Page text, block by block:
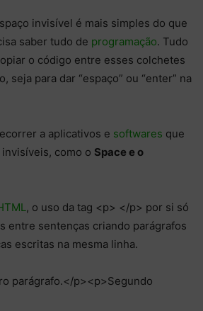
invisível é mais simples do que
saber tudo de programação. Tudo
o código entre esses colchetes
seja para dar “espaço” ou “enter” na
a aplicativos e softwares que
como o Space e o
, o uso da tag <p> </p> por si só
entre sentenças criando parágrafos
escritas na mesma linha.
parágrafo.</p><p>Segundo